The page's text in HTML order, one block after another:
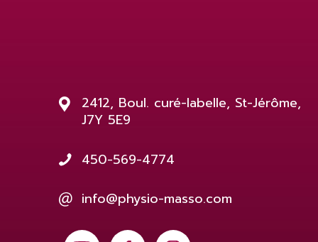
2412, Boul. curé-labelle, St-Jérôme,
J7Y 5E9
450-569-4774
info@physio-masso.com